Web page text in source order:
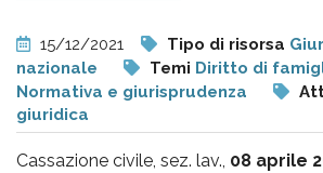
e
analisi
pr
15/12/2021 Tipo di risorsa
nazionale
Temi Diritto di
Normativa e giurisprudenza
giuridica
Cassazione civile, sez. lav., 08 aprile